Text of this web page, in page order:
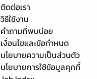
ติดต่อเรา
วิธีใช้งาน
คำถามที่พบบ่อย
เงื่อนไขและข้อกำหนด
นโยบายความเป็นส่วนตัว
นโยบายการใช้ข้อมูลคุกกี้